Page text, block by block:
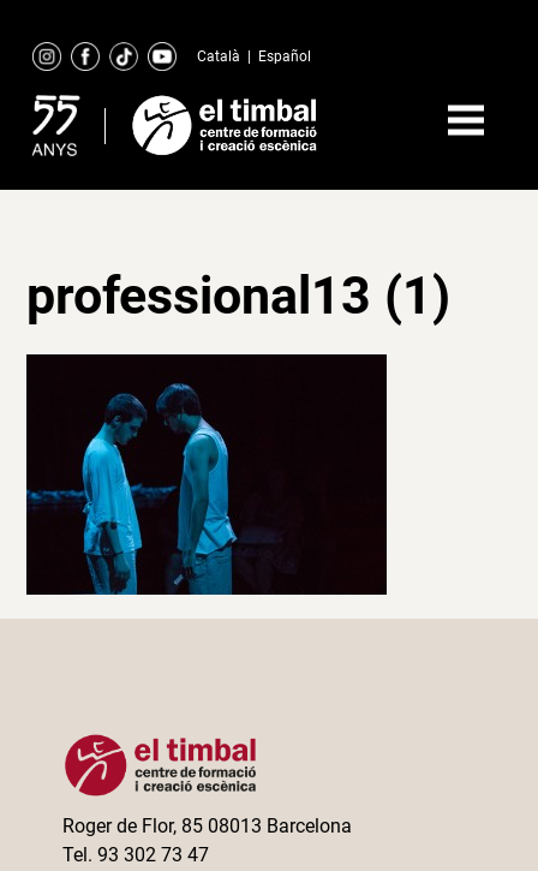
content
Català Español
professional13 (1)
Roger de Flor, 85 08013 Barcelona
Tel. 93 302 73 47